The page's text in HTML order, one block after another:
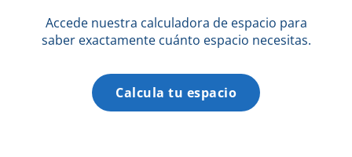
Accede nuestra calculadora de espacio para
saber exactamente cuánto espacio necesitas.
Calcula tu espacio